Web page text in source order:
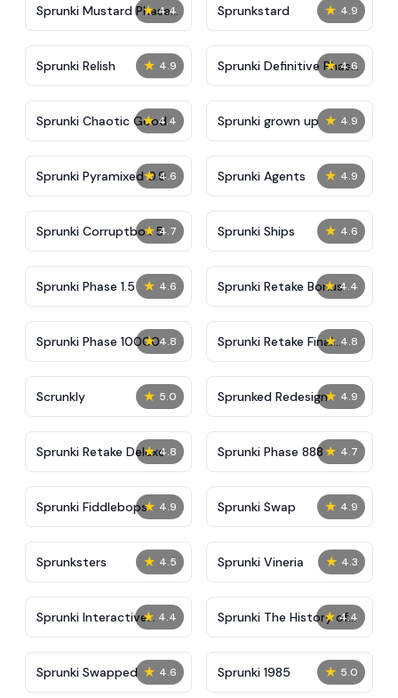
★ 4.4
Sprunki Mustard Phase
2
★ 4.9
Sprunkstard
★ 4.9
Sprunki Relish ★ 4.6
Sprunki Definitive Phase
7
★ 4.4
Sprunki Chaotic Good ★ 4.9
Sprunki grown up
★ 4.6
Sprunki Pyramixed 0.9 ★ 4.9
Sprunki Agents
★ 4.7
Sprunki Corruptbox 5 ★ 4.6
Sprunki Ships
★ 4.6
Sprunki Phase 1.5 ★ 4.4
Sprunki Retake Bonus
★ 4.8
Sprunki Phase 10000 ★ 4.8
Sprunki Retake Final
Update
★ 5.0
Scrunkly ★ 4.9
Sprunked Redesign
★ 4.8
Sprunki Retake Deluxe ★ 4.7
Sprunki Phase 888
★ 4.9
Sprunki Fiddlebops ★ 4.9
Sprunki Swap
★ 4.5
Sprunksters ★ 4.3
Sprunki Vineria
★ 4.4
Sprunki Interactive
Tunner
★ 4.4
Sprunki The History of
Plants
★ 4.6
Sprunki Swapped ★ 5.0
Sprunki 1985